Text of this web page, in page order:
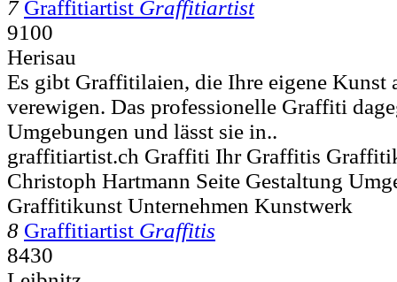
7 Graffitiartist Graffitiartist
9100
Herisau
Es gibt Graffitilaien, die Ihre eigene Kunst
verewigen. Das professionelle Graffiti
Umgebungen und lässt sie in..
graffitiartist.ch Graffiti Ihr Graffitis
Christoph Hartmann Seite Gestaltung
Graffitikunst Unternehmen Kunstwerk
8 Graffitiartist Graffitis
8430